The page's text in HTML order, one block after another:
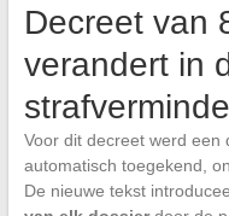
Decreet van
verandert in
Voor dit decreet werd een
automatisch toegekend,
De nieuwe tekst